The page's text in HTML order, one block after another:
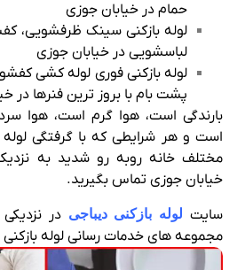
حمام در خیابان جوزی
لوله بازکنی سینک ظرفشویی،
لباسشویی در خیابان جوزی
لوله بازکنی فوری لوله کشی
پشت بام با بروز ترین فنرها در
بارندگی است، هوا گرم است، هوا
است و هر شرایطی که با گرفتگی
مختلف خانه روبه رو شدید به نزدیک
خیابان جوزی تماس بگیرید.
سایت لوله بازکنی دیباجی در
مجموعه های خدمات رسانی لوله